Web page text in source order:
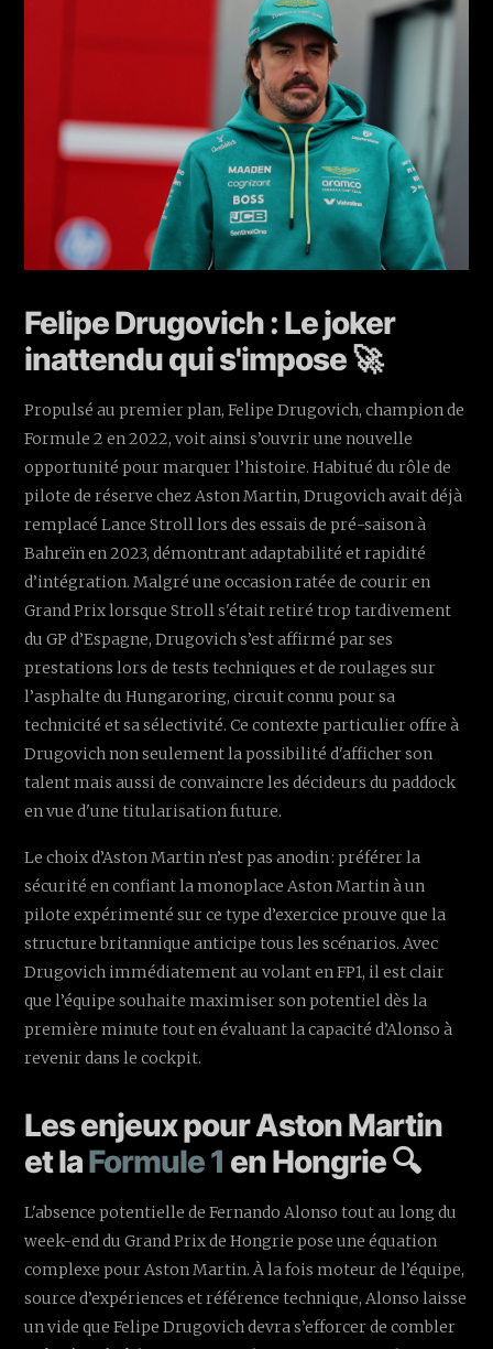
Felipe Drugovich : Le joker
inattendu qui s'impose 🚀
Propulsé au premier plan, Felipe Drugovich, champion de
Formule 2 en 2022, voit ainsi s’ouvrir une nouvelle
opportunité pour marquer l’histoire. Habitué du rôle de
pilote de réserve chez Aston Martin, Drugovich avait déjà
remplacé Lance Stroll lors des essais de pré-saison à
Bahreïn en 2023, démontrant adaptabilité et rapidité
d’intégration. Malgré une occasion ratée de courir en
Grand Prix lorsque Stroll s'était retiré trop tardivement
du GP d’Espagne, Drugovich s’est affirmé par ses
prestations lors de tests techniques et de roulages sur
l’asphalte du Hungaroring, circuit connu pour sa
technicité et sa sélectivité. Ce contexte particulier offre à
Drugovich non seulement la possibilité d'afficher son
talent mais aussi de convaincre les décideurs du paddock
en vue d'une titularisation future.
Le choix d’Aston Martin n’est pas anodin : préférer la
sécurité en confiant la monoplace Aston Martin à un
pilote expérimenté sur ce type d’exercice prouve que la
structure britannique anticipe tous les scénarios. Avec
Drugovich immédiatement au volant en FP1, il est clair
que l’équipe souhaite maximiser son potentiel dès la
première minute tout en évaluant la capacité d’Alonso à
revenir dans le cockpit.
Les enjeux pour Aston Martin
et laFormule 1 en Hongrie 🔍
L'absence potentielle de Fernando Alonso tout au long du
week-end du Grand Prix de Hongrie pose une équation
complexe pour Aston Martin. À la fois moteur de l’équipe,
source d’expériences et référence technique, Alonso laisse
un vide que Felipe Drugovich devra s’efforcer de combler